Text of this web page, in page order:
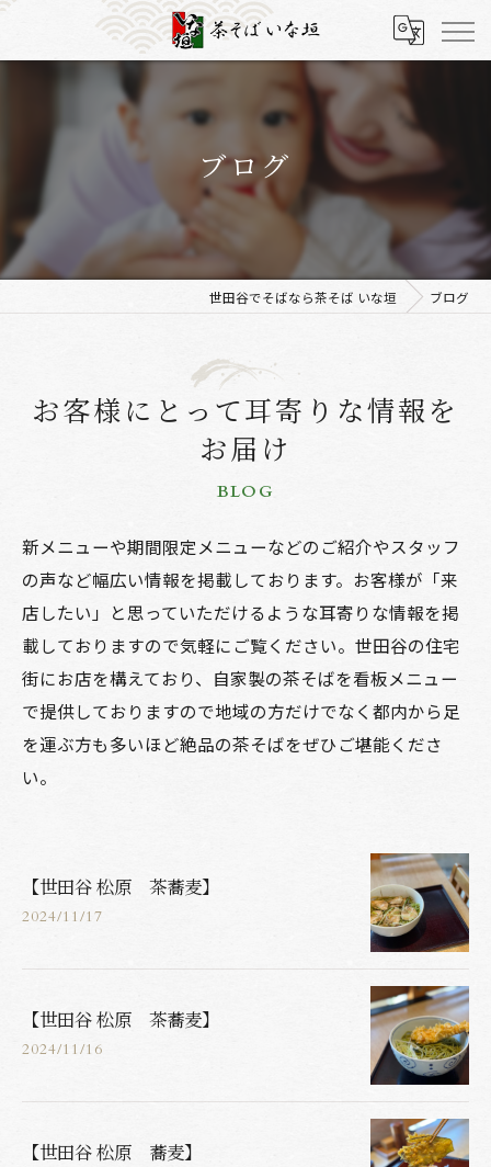
ブログ
世田谷でそばなら茶そば いな垣 ブログ
お客様にとって耳寄りな情報を
お届け
BLOG
新メニューや期間限定メニューなどのご紹介やスタッフ
の声など幅広い情報を掲載しております。お客様が「来
店したい」と思っていただけるような耳寄りな情報を掲
載しておりますので気軽にご覧ください。世田谷の住宅
街にお店を構えており、自家製の茶そばを看板メニュー
で提供しておりますので地域の方だけでなく都内から足
を運ぶ方も多いほど絶品の茶そばをぜひご堪能くださ
い。
【世田谷 松原 茶蕎麦】
2024/11/17
【世田谷 松原 茶蕎麦】
2024/11/16
【世田谷 松原 蕎麦】